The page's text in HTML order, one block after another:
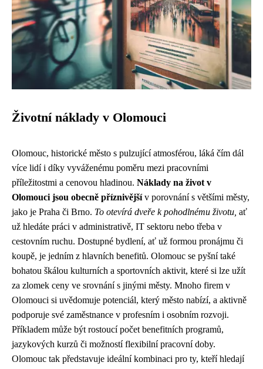
Životní náklady v Olomouci
Olomouc, historické město s pulzující atmosférou, láká čím dál
více lidí i díky vyváženému poměru mezi pracovními
příležitostmi a cenovou hladinou. Náklady na život v
Olomouci jsou obecně příznivějšív porovnání s většími městy,
jako je Praha či Brno. To otevírá dveře k pohodlnému životu, ať
už hledáte práci v administrativě, IT sektoru nebo třeba v
cestovním ruchu. Dostupné bydlení, ať už formou pronájmu či
koupě, je jedním z hlavních benefitů. Olomouc se pyšní také
bohatou škálou kulturních a sportovních aktivit, které si lze užít
za zlomek ceny ve srovnání s jinými městy. Mnoho firem v
Olomouci si uvědomuje potenciál, který město nabízí, a aktivně
podporuje své zaměstnance v profesním i osobním rozvoji.
Příkladem může být rostoucí počet benefitních programů,
jazykových kurzů či možností flexibilní pracovní doby.
Olomouc tak představuje ideální kombinaci pro ty, kteří hledají